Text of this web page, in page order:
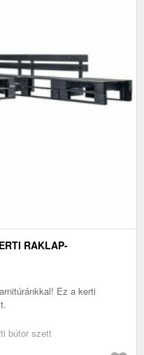
RAKLAP-
Ez a kerti
bútor szett